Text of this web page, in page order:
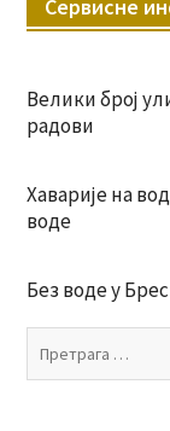
Сервисне
Велики број
радови
Хаварије на
воде
Без воде у